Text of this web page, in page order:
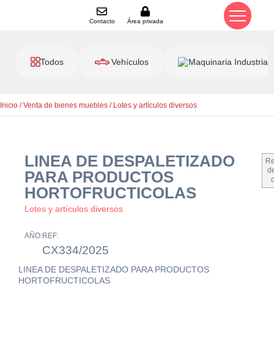
Contacto Área privada
Todos Vehículos Maquinaria Industrial
Inicio /Venta de bienes muebles / Lotes y artículos diversos
LINEA DE DESPALETIZADO
PARA PRODUCTOS
HORTOFRUCTICOLAS
Lotes y artículos diversos
AÑO:REF:
CX334/2025
LINEA DE DESPALETIZADO PARA PRODUCTOS
HORTOFRUCTICOLAS